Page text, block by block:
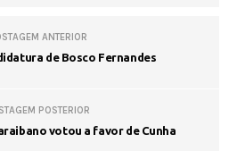
ANTERIOR
de Bosco Fernandes
POSTERIOR
votou a favor de Cunha